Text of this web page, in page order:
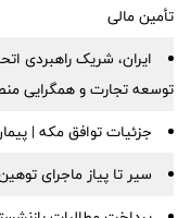
تأمین مالی
ایران، شریک راهبردی
توسعه تجارت و همگرایی
جزئیات توافق مکه |
سیر تا پیاز ماجرای